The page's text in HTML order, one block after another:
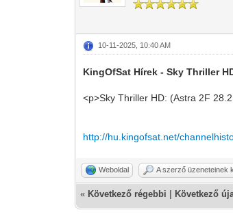
10-11-2025, 10:40 AM
KingOfSat Hírek - Sky Thriller
<p>Sky Thriller HD: (Astra 2F
http://hu.kingofsat.net/
Weboldal A szerző üzeneteinek
« Következő régebbi Következő